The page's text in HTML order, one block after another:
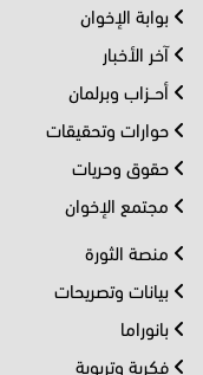
بوابة الإخوان
آخر الأخبار
أحــزاب وبرلمان
حوارات وتحقيقات
حقوق وحريات
مجتمع الإخوان
منصة الثورة
بيانات وتصريحات
بانوراما
فكرية وتربوية